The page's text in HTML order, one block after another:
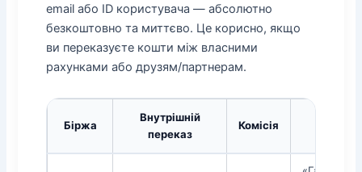
email або ID користувача — абсолютно
безкоштовно та миттєво. Це корисно, якщо
ви переказуєте кошти між власними
рахунками або друзям/партнерам.
Біржа
Внутрішній
переказ
Комісія